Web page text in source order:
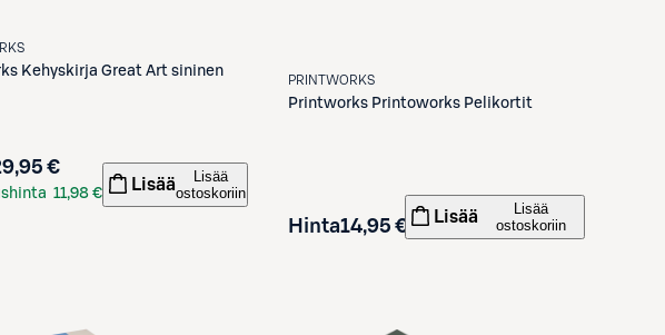
Kehyskirja Great Art sininen
€
11,98 € Lisää
Lisää
ostoskoriin
PRINTWORKS
Printworks Printoworks Pelikortit
Hinta14,95 € Lisää
Lisää
ostoskoriin